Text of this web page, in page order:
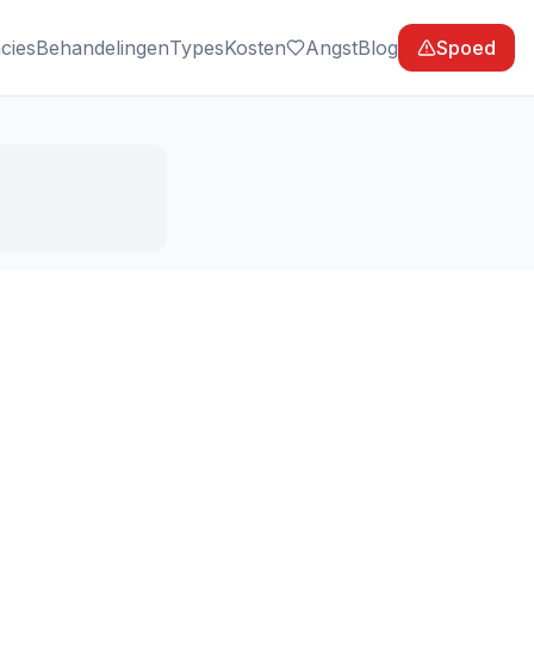
BehandelingenTypesKosten AngstBlog Spoed